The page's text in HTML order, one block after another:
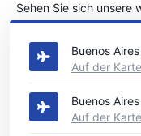
Sehen Sie sich unsere
Buenos Aires an
Buenos
Auf der
Buenos
Auf der